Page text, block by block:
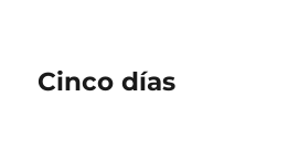
Cinco días